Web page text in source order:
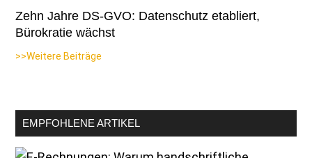
Zehn Jahre DS-GVO: Datenschutz etabliert,
Bürokratie wächst
>>Weitere Beiträge
EMPFOHLENE ARTIKEL